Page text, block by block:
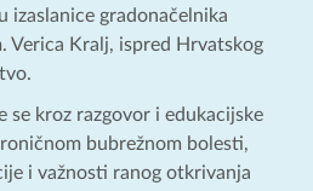
izaslanice gradonačelnika
Verica Kralj, ispred Hrvatskog
se kroz razgovor i edukacijske
bubrežnom bolesti,
i važnosti ranog otkrivanja